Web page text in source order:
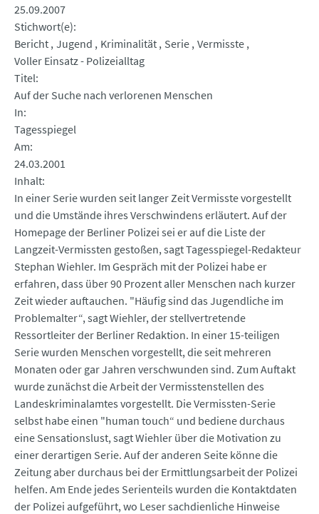
25.09.2007
Stichwort(e)
Bericht Jugend Kriminalität Serie Vermisste
Voller Einsatz - Polizeialltag
Titel
Auf der Suche nach verlorenen Menschen
In
Tagesspiegel
Am
24.03.2001
Inhalt
In einer Serie wurden seit langer Zeit Vermisste vorgestellt
und die Umstände ihres Verschwindens erläutert. Auf der
Homepage der Berliner Polizei sei er auf die Liste der
Langzeit-Vermissten gestoßen, sagt Tagesspiegel-Redakteur
Stephan Wiehler. Im Gespräch mit der Polizei habe er
erfahren, dass über 90 Prozent aller Menschen nach kurzer
Zeit wieder auftauchen. "Häufig sind das Jugendliche im
Problemalter“, sagt Wiehler, der stellvertretende
Ressortleiter der Berliner Redaktion. In einer 15-teiligen
Serie wurden Menschen vorgestellt, die seit mehreren
Monaten oder gar Jahren verschwunden sind. Zum Auftakt
wurde zunächst die Arbeit der Vermisstenstellen des
Landeskriminalamtes vorgestellt. Die Vermissten-Serie
selbst habe einen "human touch“ und bediene durchaus
eine Sensationslust, sagt Wiehler über die Motivation zu
einer derartigen Serie. Auf der anderen Seite könne die
Zeitung aber durchaus bei der Ermittlungsarbeit der Polizei
helfen. Am Ende jedes Serienteils wurden die Kontaktdaten
der Polizei aufgeführt, wo Leser sachdienliche Hinweise